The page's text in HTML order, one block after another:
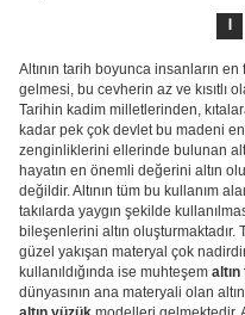
1
Altının tarih boyunca insanların
gelmesi, bu cevherin az ve kısıtlı
Tarihin kadim milletlerinden,
kadar pek çok devlet bu madeni
zenginliklerini ellerinde bulunan
hayatın en önemli değerini altın
değildir. Altının tüm bu kullanım
takılarda yaygın şekilde
bileşenlerini altın oluşturmaktadır.
güzel yakışan materyal çok
kullanıldığında ise muhteşem
dünyasının ana materyali olan